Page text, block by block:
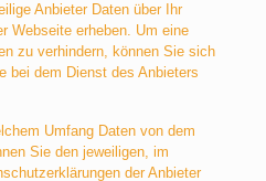
Anbieter Daten über Ihr
Webseite erheben. Um eine
zu verhindern, können Sie sich
bei dem Dienst des Anbieters
Umfang Daten von dem
Sie den jeweiligen, im
der Anbieter